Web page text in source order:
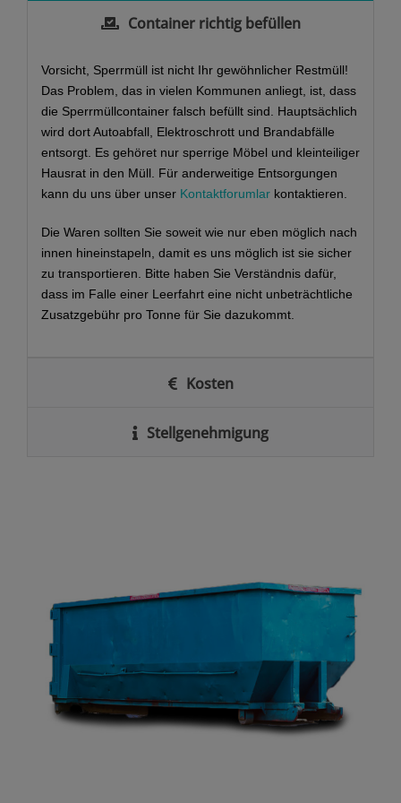
Container richtig befüllen
Vorsicht, Sperrmüll ist nicht Ihr gewöhnlicher Restmüll!
Das Problem, das in vielen Kommunen anliegt, ist, dass
die Sperrmüllcontainer falsch befüllt sind. Hauptsächlich
wird dort Autoabfall, Elektroschrott und Brandabfälle
entsorgt. Es gehöret nur sperrige Möbel und kleinteiliger
Hausrat in den Müll. Für anderweitige Entsorgungen
kann du uns über unser Kontaktforumlarkontaktieren.
Die Waren sollten Sie soweit wie nur eben möglich nach
innen hineinstapeln, damit es uns möglich ist sie sicher
zu transportieren. Bitte haben Sie Verständnis dafür,
dass im Falle einer Leerfahrt eine nicht unbeträchtliche
Zusatzgebühr pro Tonne für Sie dazukommt.
Kosten
Stellgenehmigung